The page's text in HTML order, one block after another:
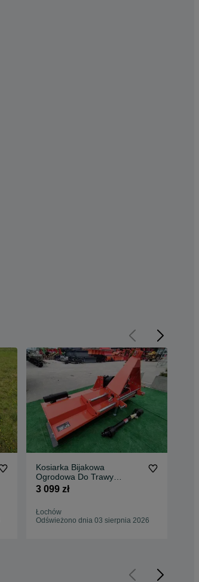
Kosiarka Bijakowa
Ogrodowa Do Trawy
Nieużytków 95 do 290 cm
3 099 zł
Łochów
Odświeżono dnia 03 sierpnia 2026